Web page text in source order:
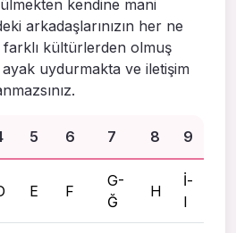
kendine mani
arkadaşlarınızın her ne
farklı kültürlerden olmuş
uydurmakta ve iletişim
5 6 7 8 9
E F
G-
Ğ
H
İ-
I